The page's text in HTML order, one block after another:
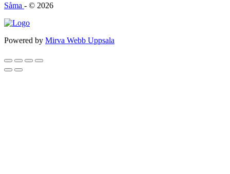
Såma - © 2026
Powered by Mirva Webb Uppsala